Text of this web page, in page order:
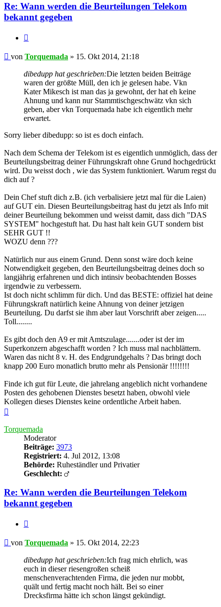
Re: Wann werden die Beurteilungen Telekom
bekannt gegeben
Beitrag
von Torquemada » 15. Okt 2014, 21:18
dibedupp hat geschrieben:Die letzten beiden Beiträge
waren der größte Müll, den ich je gelesen habe. Vkn
Kater Mikesch ist man das ja gewohnt, der hat eh keine
Ahnung und kann nur Stammtischgeschwätz vkn sich
geben, aber vkn Torquemada habe ich eigentlich mehr
erwartet.
Sorry lieber dibedupp: so ist es doch einfach.
Nach dem Schema der Telekom ist es eigentlich unmöglich, dass der
Beurteilungsbeitrag deiner Führungskraft ohne Grund hochgedrückt
wird. Du weisst doch , wie das System funktioniert. Warum regst du
dich auf ?
Dein Chef stuft dich z.B. (ich verbalisiere jetzt mal für die Laien)
auf GUT ein. Diesen Beurteilungsbeitrag hast du jetzt als Info mit
deiner Beurteilung bekommen und weisst damit, dass dich "DAS
SYSTEM" hochgestuft hat. Du hast halt kein GUT sondern bist
SEHR GUT !!
WOZU denn ???
Natürlich nur aus einem Grund. Denn sonst wäre doch keine
Notwendigkeit gegeben, den Beurteilungsbeitrag deines doch so
langjährig erfahrenen und dich intinsiv beobachtenden Bosses
irgendwie zu verbessern.
Ist doch nicht schlimm für dich. Und das BESTE: offiziel hat deine
Führungskraft natürlich keine Ahnung von deiner jetzigen
Beurteilung. Du darfst sie ihm aber laut Vorschrift aber zeigen.....
Toll........
Es gibt doch den A9 er mit Amtszulage.......oder ist der im
Superkonzern abgeschafft worden ? Ich muss mal nachblättern.
Waren das nicht 8 v. H. des Endgrundgehalts ? Das bringt doch
knapp 200 Euro monatlich brutto mehr als Pensionär !!!!!!!!
Finde ich gut für Leute, die jahrelang angeblich nicht vorhandene
Posten des gehobenen Dienstes besetzt haben, obwohl viele
Kollegen dieses Dienstes keine ordentliche Arbeit haben.
Torquemada
Moderator
Beiträge: 3973
Registriert: 4. Jul 2012, 13:08
Behörde: Ruheständler und Privatier
Geschlecht:
Re: Wann werden die Beurteilungen Telekom
bekannt gegeben
Beitrag
von Torquemada » 15. Okt 2014, 22:23
dibedupp hat geschrieben:Ich frag mich ehrlich, was
euch in dieser riesengroßen scheiß
menschenverachtenden Firma, die jeden nur mobbt,
quält und fertig macht noch hält. Bei so einer
Drecksfirma hätte ich schon längst gekündigt.